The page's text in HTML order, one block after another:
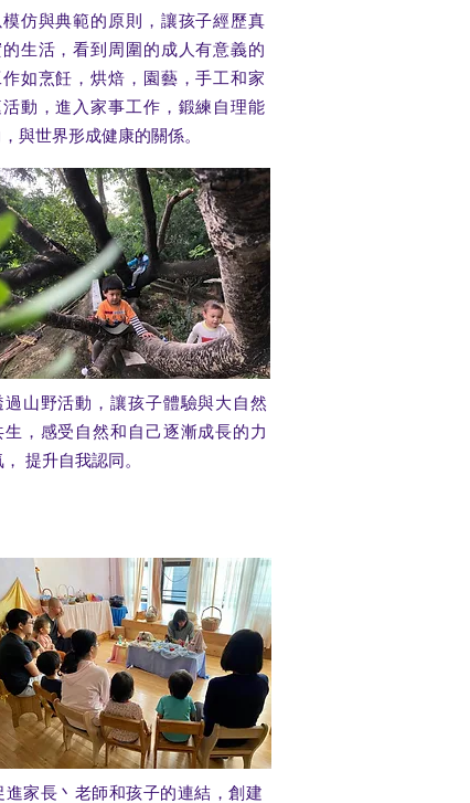
模仿與典範的原則，讓孩子經歷真
生活，看到周圍的成人有意義的
作如烹飪，烘焙，園藝，手工和家
活動，進入家事工作，鍛練自理能
與世界形成健康的關係。
過山野活動，讓孩子體驗與大自然
生，感受自然和自己逐漸成長的力
， 提升自我認同。
進家長丶老師和孩子的連結，創建